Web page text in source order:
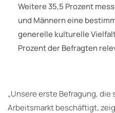
Weitere 35,5 Prozent
und Männern eine
generelle kulturelle
Prozent der Befragten
„Unsere erste Befragung,
Arbeitsmarkt beschäftigt,